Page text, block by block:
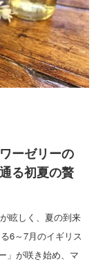
ーゼリーの
る初夏の贅
眩しく、夏の到来
6～7月のイギリス
」が咲き始め、マ